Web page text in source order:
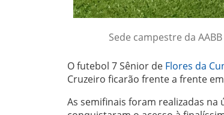
Sede campestre da
O futebol 7 Sênior de Flores da
Cruzeiro ficarão frente a frente
As semifinais foram realizadas na